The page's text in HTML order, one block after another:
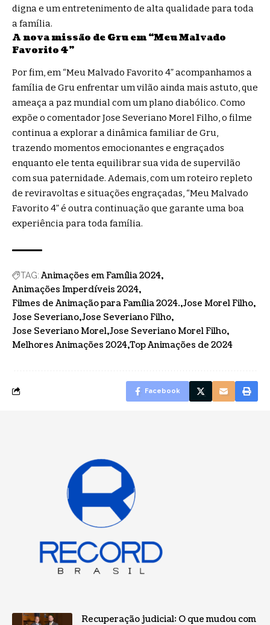
digna e um entretenimento de alta qualidade para toda
a família.
A nova missão de Gru em “Meu Malvado
Favorito 4”
Por fim, em “Meu Malvado Favorito 4” acompanhamos a
família de Gru enfrentar um vilão ainda mais astuto, que
ameaça a paz mundial com um plano diabólico. Como
expõe o comentador Jose Severiano Morel Filho, o filme
continua a explorar a dinâmica familiar de Gru,
trazendo momentos emocionantes e engraçados
enquanto ele tenta equilibrar sua vida de supervilão
com sua paternidade. Ademais, com um roteiro repleto
de reviravoltas e situações engraçadas, “Meu Malvado
Favorito 4” é outra continuação que garante uma boa
experiência para toda família.
TAG: Animações em Família 2024
Animações Imperdíveis 2024
Filmes de Animação para Família 2024. Jose Morel Filho
Jose Severiano Jose Severiano Filho
Jose Severiano Morel Jose Severiano Morel Filho
Melhores Animações 2024 Top Animações de 2024
Facebook
Recuperação judicial: O que mudou com